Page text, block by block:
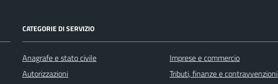
CATEGORIE DI SERVIZIO
Anagrafe e stato civile
Autorizzazioni
Imprese e commercio
Tributi, finanze e contravvenzioni